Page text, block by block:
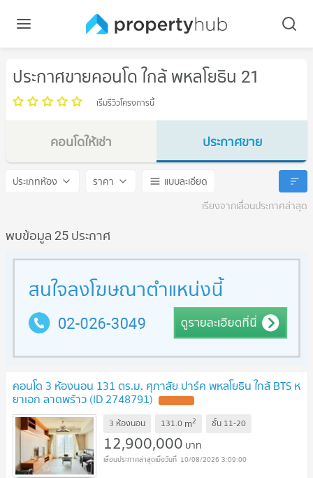
ประกาศขายคอนโด ใกล้ พหลโยธิน 21
เริ่มรีวิวโครงการนี้
คอนโดให้เช่า
ประกาศขาย
ประเภทห้อง ราคา
แบบละเอียด
เรียงจากเลื่อนประกาศล่าสุด
พบข้อมูล 25 ประกาศ
คอนโด 3 ห้องนอน 131 ตร.ม. ศุภาลัย ปาร์ค พหลโยธิน ใกล้ BTS ห
ยาเอก ลาดพร้าว (ID 2748791)
3 ห้องนอน 131.0 m2 ชั้น 11-20
12,900,000 บาท
10/08/2026 3:09:00